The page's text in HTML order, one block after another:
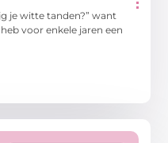
je witte tanden?” want
voor enkele jaren een